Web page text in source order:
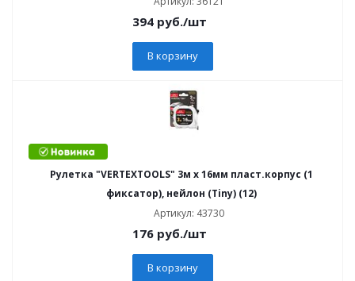
394 руб./шт
В корзину
Рулетка "VERTEXTOOLS" 3м х 16мм пласт.корпус (1
фиксатор), нейлон (Tiny) (12)
Артикул: 43730
176 руб./шт
В корзину